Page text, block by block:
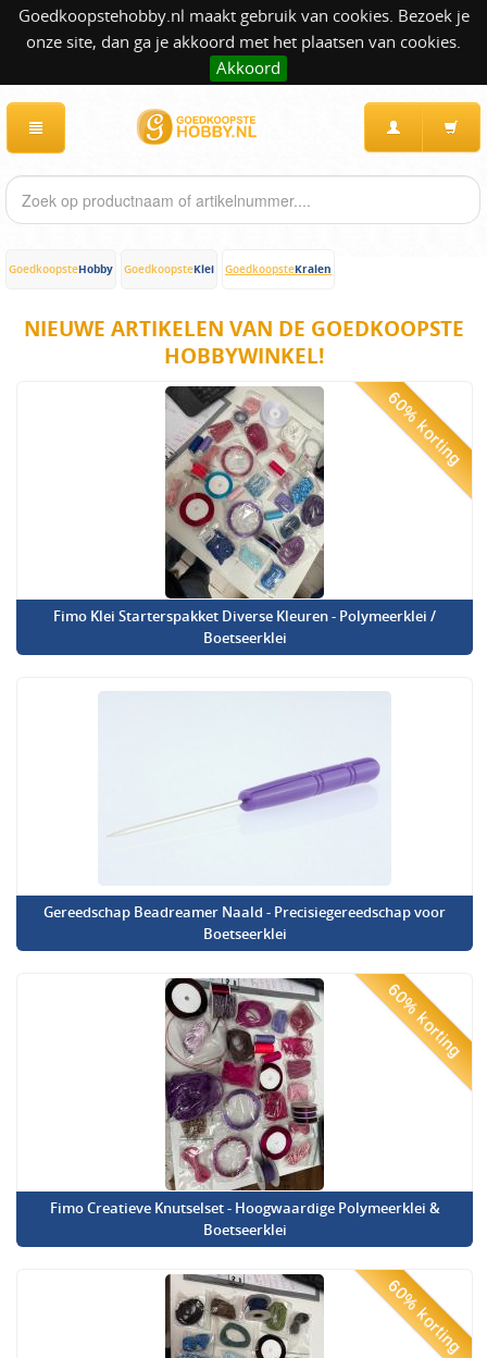
Goedkoopstehobby.nl maakt gebruik van cookies. Bezoek je
onze site, dan ga je akkoord met het plaatsen van cookies.
Akkoord
GoedkoopsteHobby GoedkoopsteKlei GoedkoopsteKralen
NIEUWE ARTIKELEN VAN DE GOEDKOOPSTE
HOBBYWINKEL!
60% korting
Fimo Klei Starterspakket Diverse Kleuren - Polymeerklei /
Boetseerklei
Gereedschap Beadreamer Naald - Precisiegereedschap voor
Boetseerklei
60% korting
Fimo Creatieve Knutselset - Hoogwaardige Polymeerklei &
Boetseerklei
60% korting